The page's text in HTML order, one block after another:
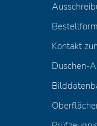
Kontakt
Duschen-